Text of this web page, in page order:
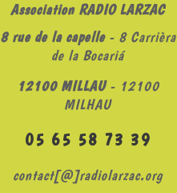
Association RADIO LARZAC
8 rue de la capelle- 8 Carrièra
de la Bocariá
12100 MILLAU- 12100
MILHAU
05 65 58 73 39
contact[@]radiolarzac.org